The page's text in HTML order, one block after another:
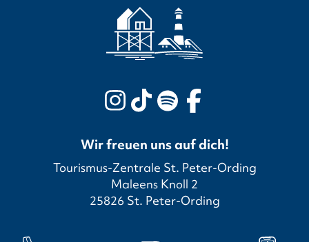
Wir freuen uns auf dich!
Tourismus-Zentrale St. Peter-Ording
Maleens Knoll 2
25826 St. Peter-Ording